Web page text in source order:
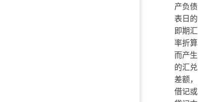
产负债
表日的
即期汇
率折算
而产生
的汇兑
差额，
借记或